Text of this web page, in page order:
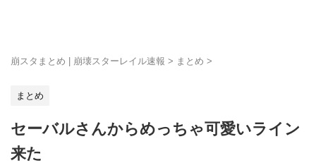
崩スタまとめ | 崩壊スターレイル速報 > まとめ >
まとめ
セーバルさんからめっちゃ可愛いライン
来た